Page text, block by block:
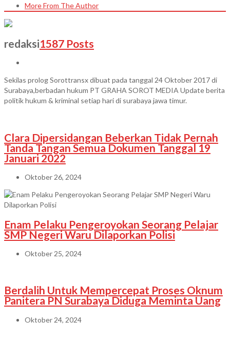
More From The Author
redaksi1587 Posts
Sekilas prolog Sorottransx dibuat pada tanggal 24 Oktober 2017 di
Surabaya,berbadan hukum PT GRAHA SOROT MEDIA Update berita
politik hukum & kriminal setiap hari di surabaya jawa timur.
Clara Dipersidangan Beberkan Tidak Pernah
Tanda Tangan Semua Dokumen Tanggal 19
Januari 2022
Oktober 26, 2024
Enam Pelaku Pengeroyokan Seorang Pelajar
SMP Negeri Waru Dilaporkan Polisi
Oktober 25, 2024
Berdalih Untuk Mempercepat Proses Oknum
Panitera PN Surabaya Diduga Meminta Uang
Oktober 24, 2024